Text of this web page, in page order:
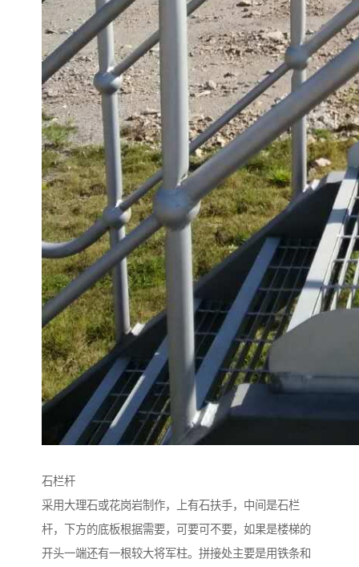
石栏杆
采用大理石或花岗岩制作，上有石扶手，中间是石栏
杆，下方的底板根据需要，可要可不要，如果是楼梯的
开头一端还有一根较大将军柱。拼接处主要是用铁条和